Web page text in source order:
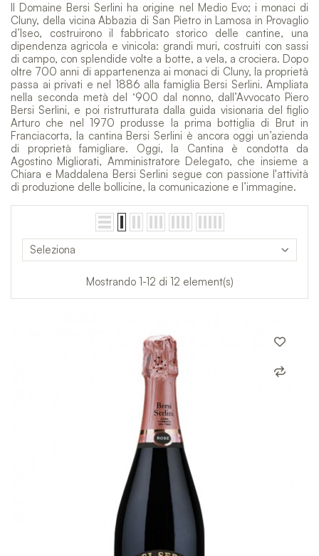
Il Domaine Bersi Serlini ha origine nel Medio Evo; i monaci di
Cluny, della vicina Abbazia di San Pietro in Lamosa in Provaglio
d’Iseo, costruirono il fabbricato storico delle cantine, una
dipendenza agricola e vinicola: grandi muri, costruiti con sassi
di campo, con splendide volte a botte, a vela, a crociera. Dopo
oltre 700 anni di appartenenza ai monaci di Cluny, la proprietà
passa ai privati e nel 1886 alla famiglia Bersi Serlini. Ampliata
nella seconda metà del ‘900 dal nonno, dall’Avvocato Piero
Bersi Serlini, e poi ristrutturata dalla guida visionaria del figlio
Arturo che nel 1970 produsse la prima bottiglia di Brut in
Franciacorta, la cantina Bersi Serlini è ancora oggi un’azienda
di proprietà famigliare. Oggi, la Cantina è condotta da
Agostino Migliorati, Amministratore Delegato, che insieme a
Chiara e Maddalena Bersi Serlini segue con passione l'attività
di produzione delle bollicine, la comunicazione e l’immagine.
Seleziona
Mostrando 1-12 di 12 element(s)